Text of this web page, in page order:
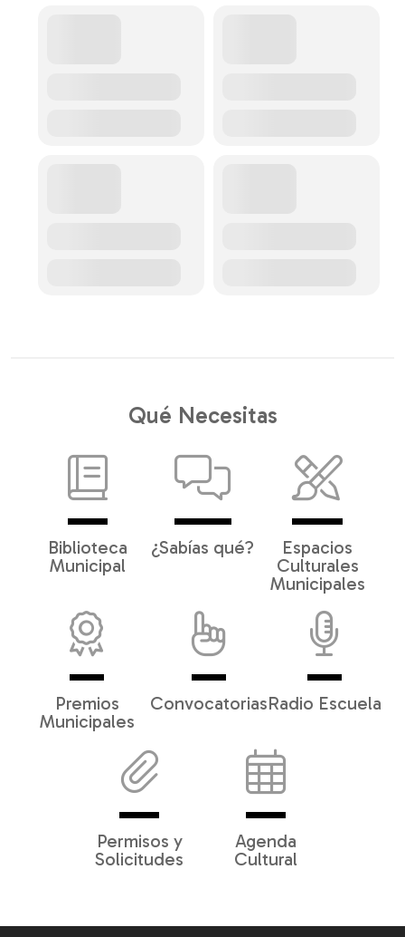
Qué Necesitas
Biblioteca
Municipal
¿Sabías qué?
Espacios
Culturales
Municipales
Premios
Municipales
ConvocatoriasRadio Escuela
Permisos y
Solicitudes
Agenda
Cultural